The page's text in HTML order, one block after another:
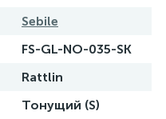
Sebile
FS-GL-NO-035-SK
Rattlin
Тонущий (S)